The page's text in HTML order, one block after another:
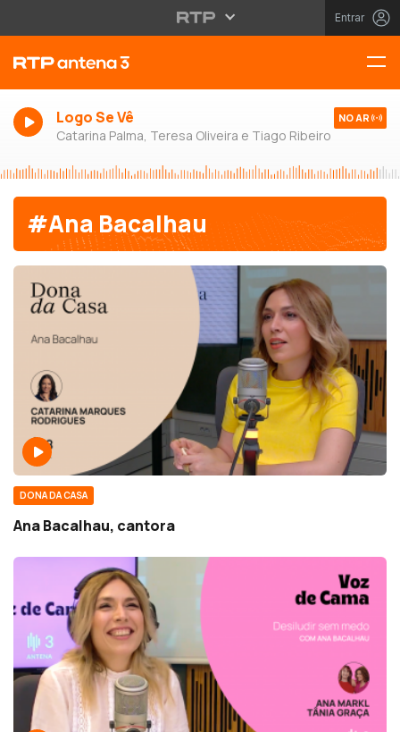
Entrar
Logo Se Vê
Catarina Palma, Teresa Oliveira e Tiago Ribeiro
NO AR
#Ana Bacalhau
DONA DA CASA
Ana Bacalhau, cantora